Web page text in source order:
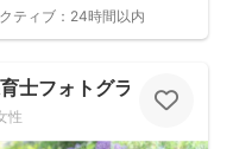
ティブ： 24時間以内
士フォトグラファー
性